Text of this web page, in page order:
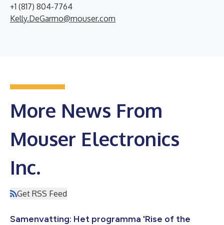
+1 (817) 804-7764
Kelly.DeGarmo@mouser.com
More News From
Mouser Electronics
Inc.
Get RSS Feed
Samenvatting: Het programma 'Rise of the